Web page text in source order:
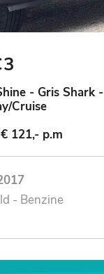
- Gris Shark -
Cruise
€ 121,- p.m
- Benzine